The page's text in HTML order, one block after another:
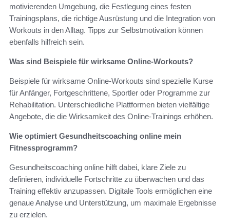
motivierenden Umgebung, die Festlegung eines festen
Trainingsplans, die richtige Ausrüstung und die Integration von
Workouts in den Alltag. Tipps zur Selbstmotivation können
ebenfalls hilfreich sein.
Was sind Beispiele für wirksame Online-Workouts?
Beispiele für wirksame Online-Workouts sind spezielle Kurse
für Anfänger, Fortgeschrittene, Sportler oder Programme zur
Rehabilitation. Unterschiedliche Plattformen bieten vielfältige
Angebote, die die Wirksamkeit des Online-Trainings erhöhen.
Wie optimiert Gesundheitscoaching online mein
Fitnessprogramm?
Gesundheitscoaching online hilft dabei, klare Ziele zu
definieren, individuelle Fortschritte zu überwachen und das
Training effektiv anzupassen. Digitale Tools ermöglichen eine
genaue Analyse und Unterstützung, um maximale Ergebnisse
zu erzielen.